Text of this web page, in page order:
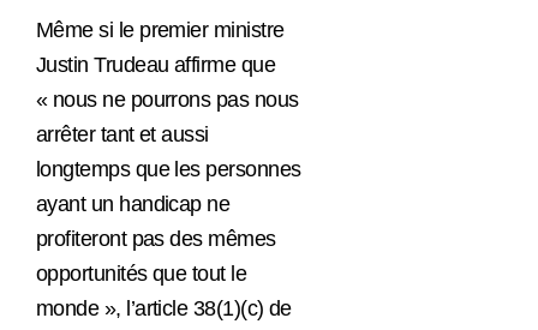
Même si le premier ministre
Justin Trudeau affirme que
« nous ne pourrons pas nous
arrêter tant et aussi
longtemps que les personnes
ayant un handicap ne
profiteront pas des mêmes
opportunités que tout le
monde », l’article 38(1)(c) de